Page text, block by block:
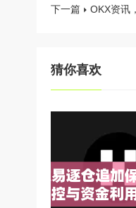
下一篇
OKX资讯
猜你喜欢